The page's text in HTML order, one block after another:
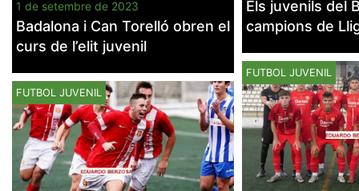
1 de setembre de 2023
Badalona i Can Torelló obren el
curs de l’elit juvenil
Els juvenils del
campions de
FUTBOL JUVENIL
FUTBOL JUVENIL